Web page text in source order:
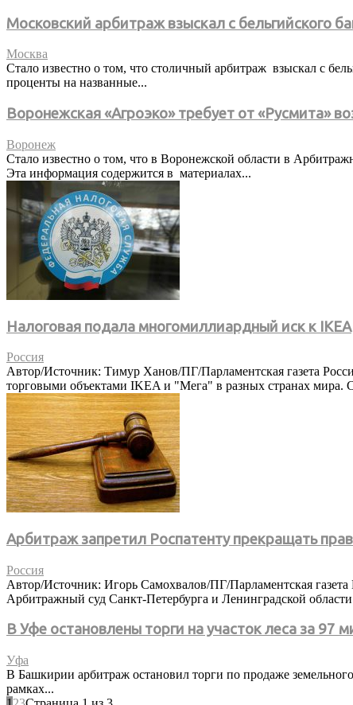
Московский арбитраж взыскал с бельгийского
Москва
Стало известно о том, что столичный арбитраж взыскал с
проценты на названные...
Воронежская «Агроэко» требует от «Русмита»
Воронеж
Стало известно о том, что в Воронежской области в
Эта информация содержится в материалах...
Налоговая подала многомиллиардный иск к IKEA
Россия
Автор/Источник: Тимур Ханов/ПГ/Парламентская газета
торговыми объектами IKEA и "Мега" в разных странах мира.
Арбитраж запретил Роспатенту прекращать
Россия
Автор/Источник: Игорь Самохвалов/ПГ/Парламентская
Арбитражный суд Санкт-Петербурга и Ленинградской
В Уфе остановлены торги на участок леса за 97
Уфа
В Башкирии арбитраж остановил торги по продаже
рамках...